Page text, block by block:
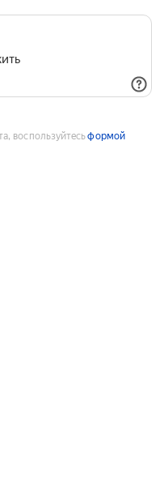
воспользуйтесьформой